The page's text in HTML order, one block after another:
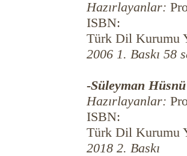
Hazırlayanlar:
ISBN:
Türk Dil Kurumu
2006 1. Baskı 58
-Süleyman
Hazırlayanlar:
ISBN:
Türk Dil Kurumu
2018 2. Baskı